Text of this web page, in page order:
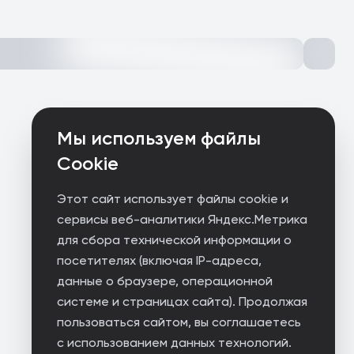
Мы используем файлы
Cookie
Этот сайт использует файлы cookie и
сервисы веб-аналитики Яндекс.Метрика
для сбора технической информации о
посетителях (включая IP-адреса,
данные о браузере, операционной
системе и страницах сайта). Продолжая
пользоваться сайтом, вы соглашаетесь
с использованием данных технологий.